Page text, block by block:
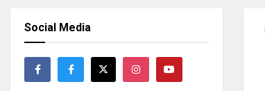
Social Media